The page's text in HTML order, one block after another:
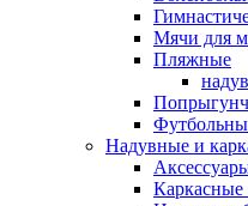
Мячи для
Пляжные
Надувные и
Каркасные